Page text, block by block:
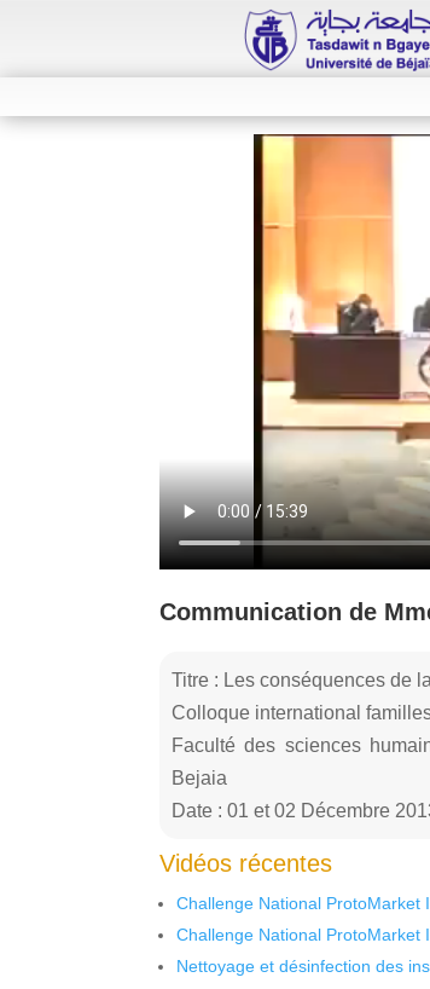
Communication de
Titre : Les conséquences de
Colloque international
Faculté des sciences
Bejaia
Date : 01 et 02 Décembre
Vidéos récentes
Challenge National ProtoMarket
Challenge National ProtoMarket
Nettoyage et désinfection des